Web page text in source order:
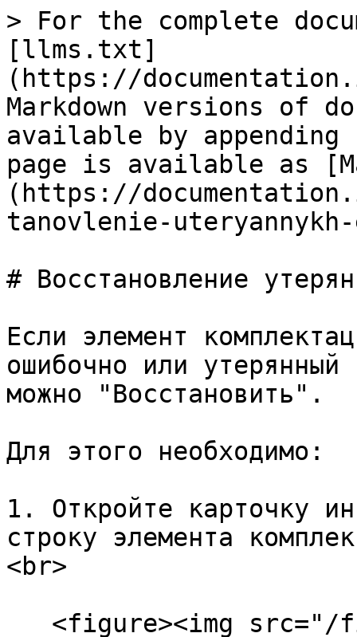
> For the complete
[llms.txt]
(https://
Markdown versions of
available by
page is available as
(https://
tanovlenie-
# Восстановление
Если элемент
ошибочно или
можно "Восстановить".
Для этого необходимо:
1. Откройте карточку
строку элемента
<br>